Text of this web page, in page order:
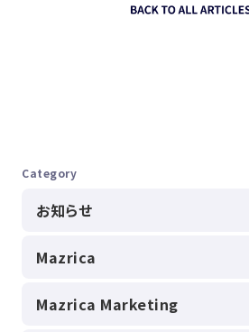
Category
お知らせ
Mazrica
Mazrica Marketing